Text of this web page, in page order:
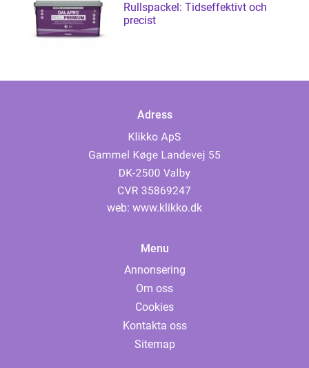
Rullspackel: Tidseffektivt och
precist
Adress
web: www.klikko.dk
Menu
Annonsering
Om oss
Cookies
Kontakta oss
Sitemap